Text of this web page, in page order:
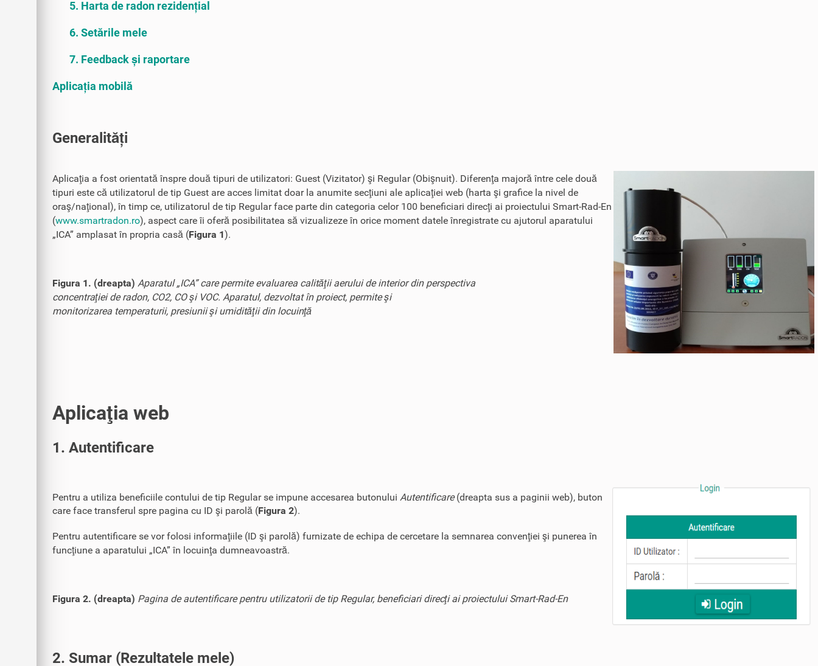
5. Harta de radon rezidențial
6. Setările mele
7. Feedback și raportare
Aplicația mobilă
Generalități
Aplicaţia a fost orientată înspre două tipuri de utilizatori: Guest (Vizitator) şi Regular (Obişnuit). Diferenţa majoră între cele două
tipuri este că utilizatorul de tip Guest are acces limitat doar la anumite secţiuni ale aplicaţiei web (harta şi grafice la nivel de
oraş/naţional), în timp ce, utilizatorul de tip Regular face parte din categoria celor 100 beneficiari direcţi ai proiectului Smart-Rad-En
(www.smartradon.ro), aspect care îi oferă posibilitatea să vizualizeze în orice moment datele înregistrate cu ajutorul aparatului
„ICA” amplasat în propria casă (Figura 1).
Figura 1. (dreapta) Aparatul „ICA” care permite evaluarea calităţii aerului de interior din perspectiva
concentraţiei de radon, CO2, CO şi VOC. Aparatul, dezvoltat în proiect, permite şi
monitorizarea temperaturii, presiunii şi umidităţii din locuinţă
Aplicaţia web
1. Autentificare
Pentru a utiliza beneficiile contului de tip Regular se impune accesarea butonului Autentificare(dreapta sus a paginii web), buton
care face transferul spre pagina cu ID şi parolă (Figura 2).
Pentru autentificare se vor folosi informaţiile (ID şi parolă) furnizate de echipa de cercetare la semnarea convenţiei şi punerea în
funcţiune a aparatului „ICA” în locuinţa dumneavoastră.
Figura 2. (dreapta) Pagina de autentificare pentru utilizatorii de tip Regular, beneficiari direcţi ai proiectului Smart-Rad-En
2. Sumar (Rezultatele mele)